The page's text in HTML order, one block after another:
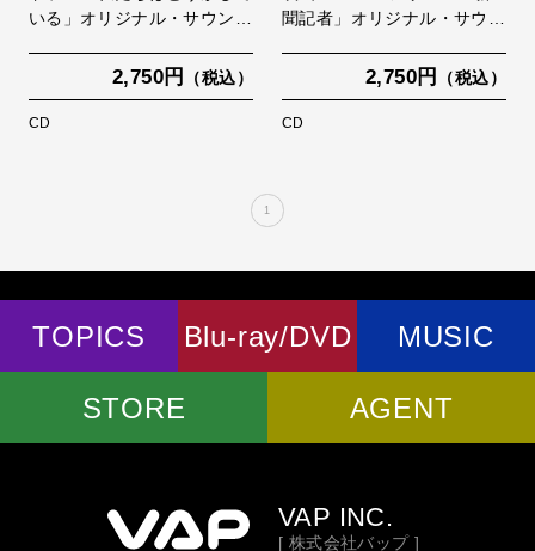
いる」オリジナル・サウン…
2,750円 （税込）
CD
聞記者」オリジナル・サウ…
2,750円 （税込）
CD
1
TOPICS Blu-ray/DVD MUSIC
STORE AGENT
VAP INC.
[ 株式会社バップ ]